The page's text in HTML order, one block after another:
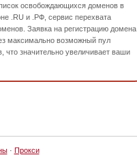
освобождающихся доменов в
.RU и .РФ, сервис перехвата
Заявка на регистрацию домена
максимально возможный пул
что значительно увеличивает ваши
· Прокси